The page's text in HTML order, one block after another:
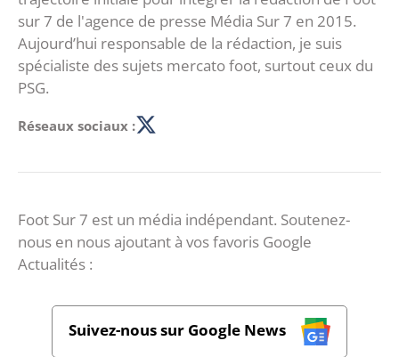
sur 7 de l'agence de presse Média Sur 7 en 2015.
Aujourd’hui responsable de la rédaction, je suis
spécialiste des sujets mercato foot, surtout ceux du
PSG.
Réseaux sociaux :
Foot Sur 7 est un média indépendant. Soutenez-
nous en nous ajoutant à vos favoris Google
Actualités :
Suivez-nous sur Google News